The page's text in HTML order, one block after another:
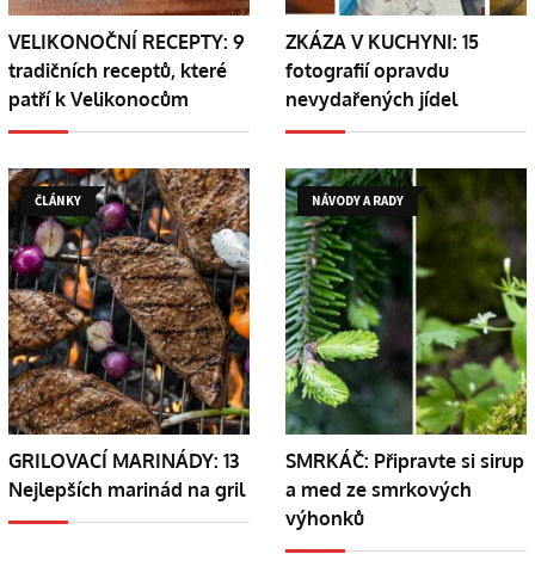
VELIKONOČNÍ RECEPTY: 9
tradičních receptů, které
patří k Velikonocům
ZKÁZA V KUCHYNI: 15
fotografií opravdu
nevydařených jídel
ČLÁNKY
GRILOVACÍ MARINÁDY: 13
Nejlepších marinád na gril
NÁVODY A RADY
SMRKÁČ: Připravte si sirup
a med ze smrkových
výhonků